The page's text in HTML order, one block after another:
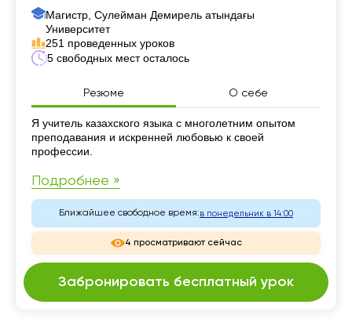
Магистр, Сулейман Демирель атындағы
Университет
251 проведенных уроков
5 свободных мест осталось
Резюме О себе
Резюме
Я учитель казахского языка с многолетним опытом
преподавания и искренней любовью к своей
профессии.
Подробнее »
Ближайшее свободное время:в понедельник в 14:00
4 просматривают сейчас
Забронировать бесплатный урок